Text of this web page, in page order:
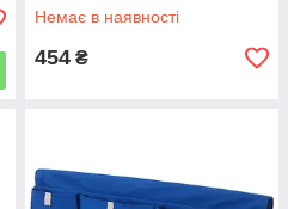
Немає в наявності
454 ₴